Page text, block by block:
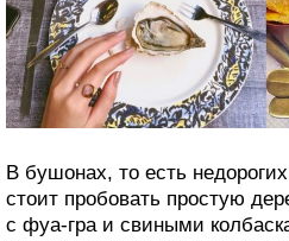
О самых популярных в
городах Франции — Париже
Однако туристы зря
обилием местных
Collonges и La Mère Brazier,
например, La Meunière и